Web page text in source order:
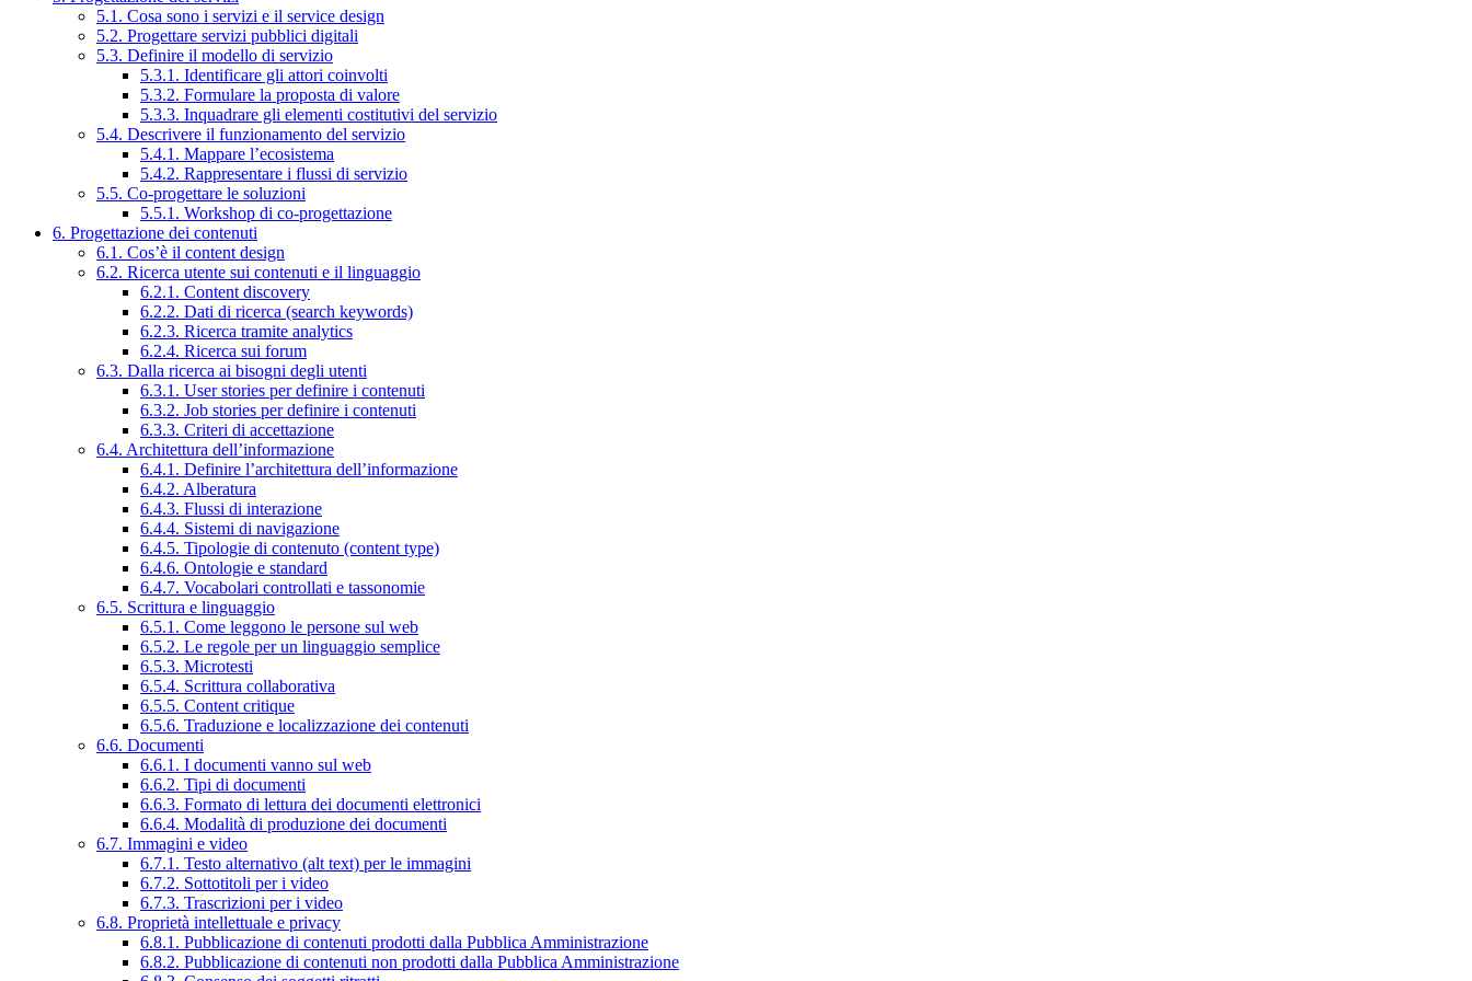
5.1. Cosa sono i servizi e il service design
5.2. Progettare servizi pubblici digitali
5.3. Definire il modello di servizio
5.3.1. Identificare gli attori coinvolti
5.3.2. Formulare la proposta di valore
5.3.3. Inquadrare gli elementi costitutivi del servizio
5.4. Descrivere il funzionamento del servizio
5.4.1. Mappare l’ecosistema
5.4.2. Rappresentare i flussi di servizio
5.5. Co-progettare le soluzioni
5.5.1. Workshop di co-progettazione
6. Progettazione dei contenuti
6.1. Cos’è il content design
6.2. Ricerca utente sui contenuti e il linguaggio
6.2.1. Content discovery
6.2.2. Dati di ricerca (search keywords)
6.2.3. Ricerca tramite analytics
6.2.4. Ricerca sui forum
6.3. Dalla ricerca ai bisogni degli utenti
6.3.1. User stories per definire i contenuti
6.3.2. Job stories per definire i contenuti
6.3.3. Criteri di accettazione
6.4. Architettura dell’informazione
6.4.1. Definire l’architettura dell’informazione
6.4.2. Alberatura
6.4.3. Flussi di interazione
6.4.4. Sistemi di navigazione
6.4.5. Tipologie di contenuto (content type)
6.4.6. Ontologie e standard
6.4.7. Vocabolari controllati e tassonomie
6.5. Scrittura e linguaggio
6.5.1. Come leggono le persone sul web
6.5.2. Le regole per un linguaggio semplice
6.5.3. Microtesti
6.5.4. Scrittura collaborativa
6.5.5. Content critique
6.5.6. Traduzione e localizzazione dei contenuti
6.6. Documenti
6.6.1. I documenti vanno sul web
6.6.2. Tipi di documenti
6.6.3. Formato di lettura dei documenti elettronici
6.6.4. Modalità di produzione dei documenti
6.7. Immagini e video
6.7.1. Testo alternativo (alt text) per le immagini
6.7.2. Sottotitoli per i video
6.7.3. Trascrizioni per i video
6.8. Proprietà intellettuale e privacy
6.8.1. Pubblicazione di contenuti prodotti dalla Pubblica Amministrazione
6.8.2. Pubblicazione di contenuti non prodotti dalla Pubblica Amministrazione